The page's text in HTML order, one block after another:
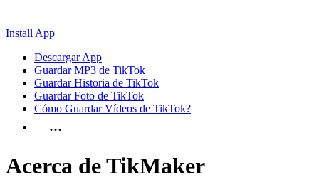
Install App
Descargar App
Guardar MP3 de TikTok
Guardar Historia de TikTok
Guardar Foto de TikTok
Cómo Guardar Vídeos de TikTok?
…
Acerca de TikMaker